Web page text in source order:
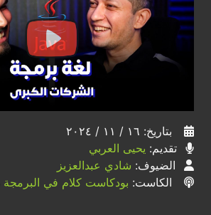
بتاريخ: ١٦ / ١١ / ٢٠٢٤
تقديم: يحيى العربي
الضيوف: شادي عبدالعزيز
الكاست: بودكاست كلام في البرمجة